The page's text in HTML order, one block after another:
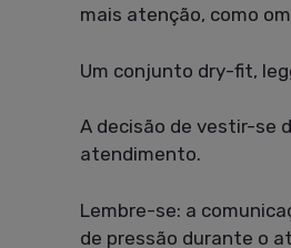
mais atenção, como
Um conjunto dry-fit,
A decisão de vestir-se
atendimento.
Lembre-se: a
de pressão durante o